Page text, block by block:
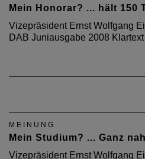
Mein Honorar? ... hält 150
Vizepräsident Ernst Wolfgang
DAB Juniausgabe 2008 Klartext
MEINUNG
Mein Studium? ... Ganz
Vizepräsident Ernst Wolfgang